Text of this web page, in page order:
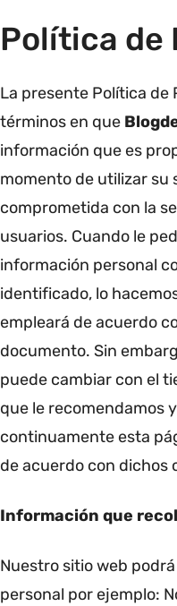
Política de
La presente Política de
términos en que
información que es
momento de utilizar su
comprometida con la
usuarios. Cuando le
información personal
identificado, lo
empleará de acuerdo
documento. Sin
puede cambiar con el
que le recomendamos
continuamente esta
de acuerdo con dichos
Información que
Nuestro sitio web
personal por ejemplo: